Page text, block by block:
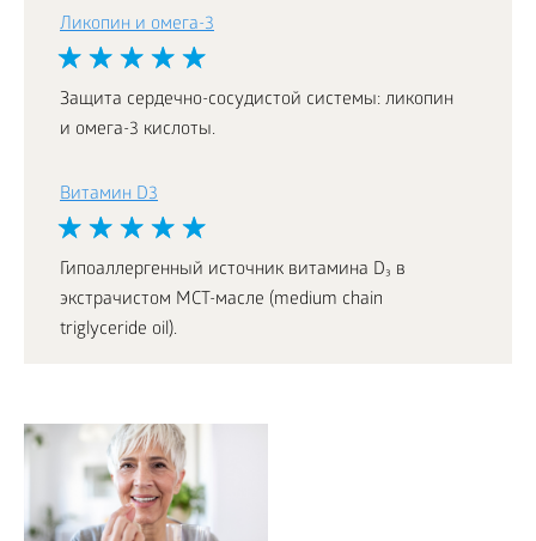
Ликопин и омега-3
Защита сердечно-сосудистой системы: ликопин
и омега-3 кислоты.
Витамин D3
Гипоаллергенный источник витамина D₃ в
экстрачистом МСТ-масле (medium chain
triglyceride oil).